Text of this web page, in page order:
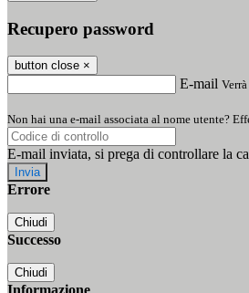
Recupero password
button close ×
E-mail
Non hai una e-mail associata al nome utente?
E-mail inviata, si prega di controllare la
Errore
Chiudi
Successo
Chiudi